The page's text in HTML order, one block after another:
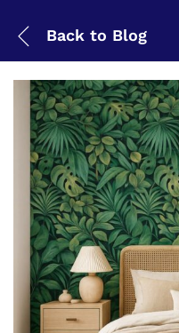
Back to Blog